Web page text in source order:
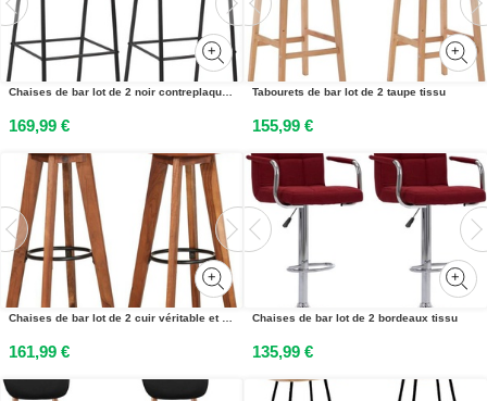
Chaises de bar lot de 2 noir contreplaqué solide et acier
169,99 €
Tabourets de bar lot de 2 taupe tissu
155,99 €
Chaises de bar lot de 2 cuir véritable et bois dacacia solide
161,99 €
Chaises de bar lot de 2 bordeaux tissu
135,99 €